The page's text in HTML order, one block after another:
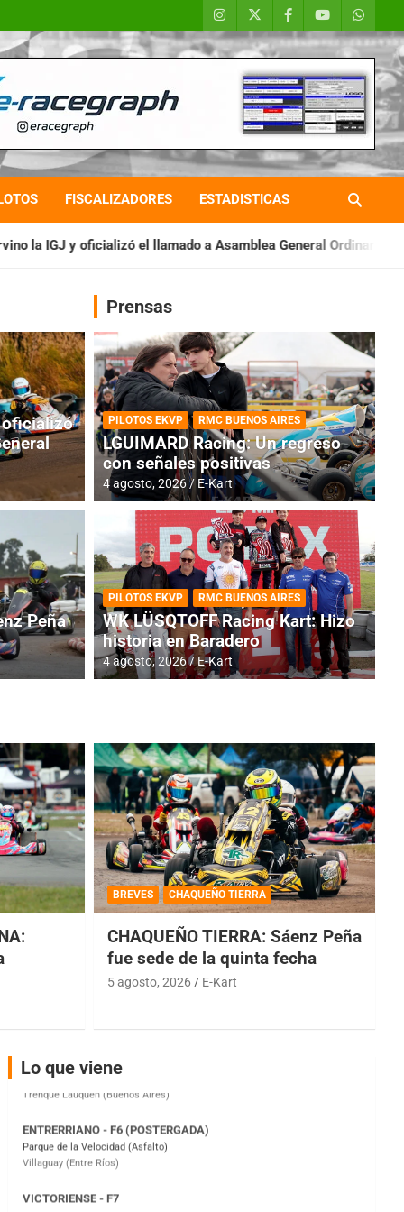
FISCALIZADORES ESTADISTICAS
a Asamblea General Ordinaria IAME SERIES
RMC BUENOS AIRES
Cerró una jornada
oficializó
Peña
Prensas
PILOTOS EKVP RMC BUENOS AIRES
LGUIMARD Racing: Un regreso
con señales positivas
4 agosto, 2026 E-Kart
PILOTOS EKVP RMC BUENOS AIRES
WK LÜSQTOFF Racing Kart: Hizo
historia en Baradero
4 agosto, 2026 E-Kart
BREVES CHAQUEÑO TIERRA
CHAQUEÑO TIERRA: Sáenz Peña
fue sede de la quinta fecha
5 agosto, 2026 E-Kart
Lo que viene
COBERTURA ESPECIAL DE E-KART.COM.AR
08/09-AGO
IAME SERIES ARGENTINA 6
Ramiro Tot (Asfalto)
Parque de la Velocidad (Asfalto)
El Cerro (Tierra)
Victoria (Entre Ríos)
Moto Club Reginense (Tierra)